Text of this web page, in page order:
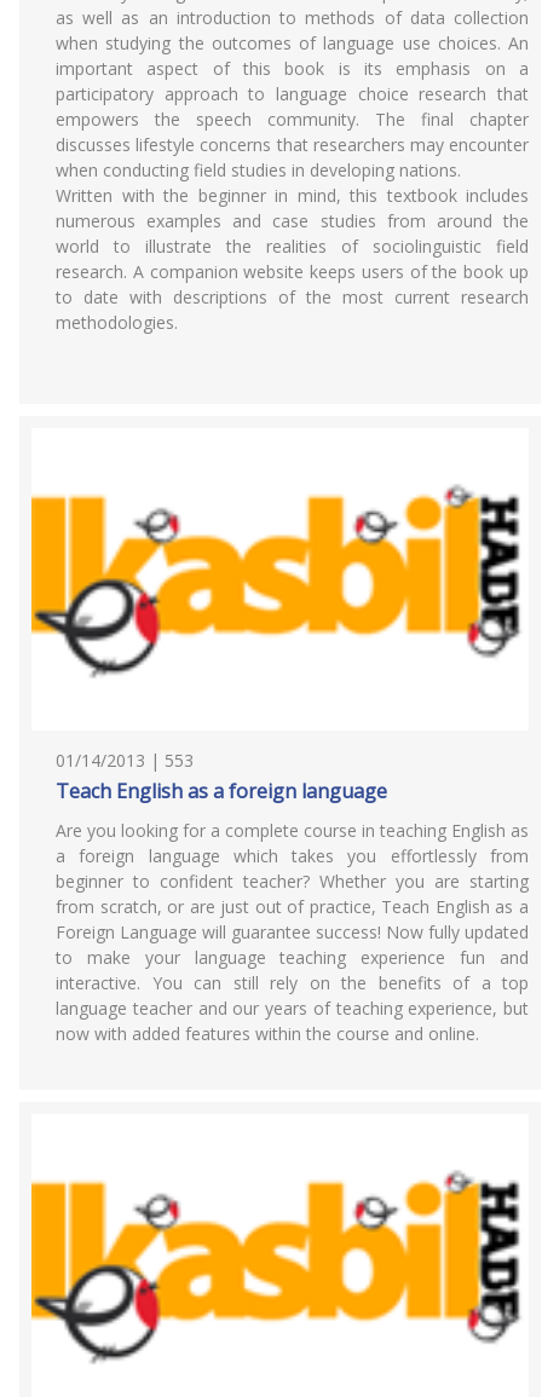
as well as an introduction to methods of data collection
when studying the outcomes of language use choices. An
important aspect of this book is its emphasis on a
participatory approach to language choice research that
empowers the speech community. The final chapter
discusses lifestyle concerns that researchers may encounter
when conducting field studies in developing nations.
Written with the beginner in mind, this textbook includes
numerous examples and case studies from around the
world to illustrate the realities of sociolinguistic field
research. A companion website keeps users of the book up
to date with descriptions of the most current research
methodologies.
01/14/2013 | 553
Teach English as a foreign language
Are you looking for a complete course in teaching English as
a foreign language which takes you effortlessly from
beginner to confident teacher? Whether you are starting
from scratch, or are just out of practice, Teach English as a
Foreign Language will guarantee success! Now fully updated
to make your language teaching experience fun and
interactive. You can still rely on the benefits of a top
language teacher and our years of teaching experience, but
now with added features within the course and online.